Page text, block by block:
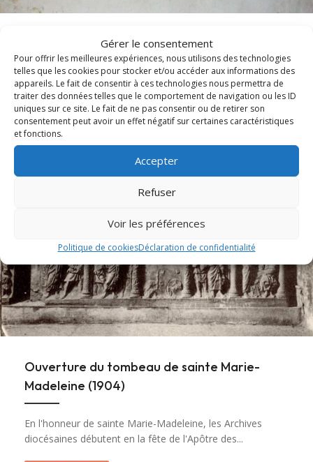
Gérer le consentement
Pour offrir les meilleures expériences, nous utilisons des technologies
telles que les cookies pour stocker et/ou accéder aux informations des
appareils. Le fait de consentir à ces technologies nous permettra de
traiter des données telles que le comportement de navigation ou les ID
uniques sur ce site. Le fait de ne pas consentir ou de retirer son
consentement peut avoir un effet négatif sur certaines caractéristiques
et fonctions.
Accepter
Refuser
Voir les préférences
Politique de cookiesDéclaration de confidentialité
Messe et Vêpres de sainte Christine (1820)
En l'honneur de sainte Christine, les Archives diocésaines
mettent en ligne l'office ancien de sainte...
Lire cet article about Messe et Vêpres de sainte Christine
Ouverture du tombeau de sainte Marie-
Madeleine (1904)
En l'honneur de sainte Marie-Madeleine, les Archives
diocésaines débutent en la fête de l'Apôtre des...